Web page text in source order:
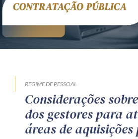
REGIME DE PESSOAL
Considerações
dos gestores para
áreas de